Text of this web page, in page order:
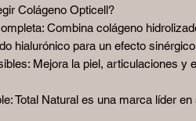
Colágeno Opticell?
Combina colágeno
hialurónico para un efecto
Mejora la piel, articulaciones y
Total Natural es una marca líder